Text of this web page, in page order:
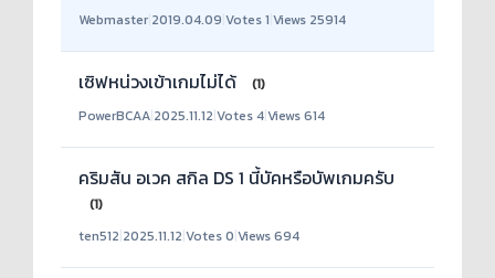
Webmaster 2019.04.09 Votes 1 Views 25914
เซิฟหน่วงเข้าเกมไม่ได้
(1)
PowerBCAA|2025.11.12|Votes 4|Views 614
คริมสัน อเวค สกิล DS 1 นี้บัคหรือบัพเกมครับ
(1)
ten512|2025.11.12|Votes 0|Views 694